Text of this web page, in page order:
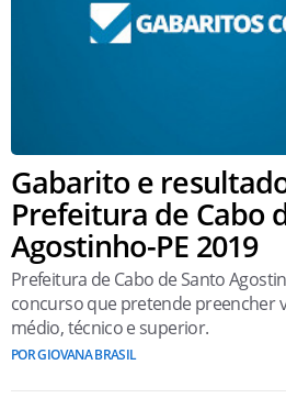
Gabarito e
Prefeitura de Cabo
Agostinho-PE 2019
Prefeitura de Cabo de Santo
concurso que pretende preencher
médio, técnico e superior.
POR GIOVANA BRASIL